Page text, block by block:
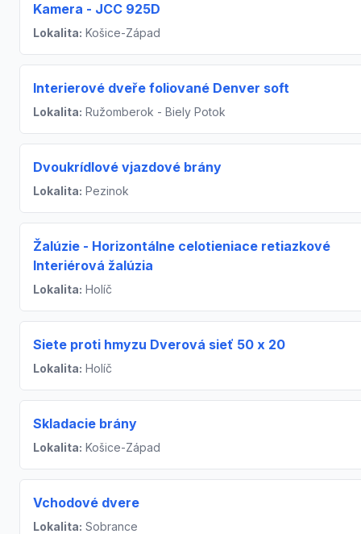
Kamera - JCC 925D
Lokalita: Košice-Západ
Interierové dveře foliované Denver soft
Lokalita: Ružomberok - Biely Potok
Dvoukrídlové vjazdové brány
Lokalita: Pezinok
Žalúzie - Horizontálne celotieniace retiazkové
Interiérová žalúzia
Lokalita: Holíč
Siete proti hmyzu Dverová sieť 50 x 20
Lokalita: Holíč
Skladacie brány
Lokalita: Košice-Západ
Vchodové dvere
Lokalita: Sobrance